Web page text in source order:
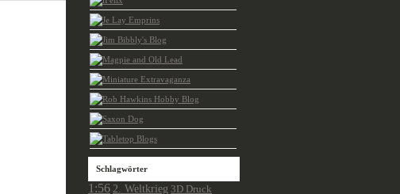
Schlagwörter
1:56 2. Weltkrieg 3D Druck